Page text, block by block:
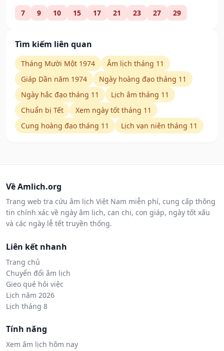
7 9 10 15 17 21 23 27 29
Tìm kiếm liên quan
Tháng Mười Một 1974
Âm lịch tháng 11
Giáp Dần năm 1974
Ngày hoàng đạo tháng 11
Ngày hắc đạo tháng 11
Lịch âm tháng 11
Chuẩn bị Tết
Xem ngày tốt tháng 11
Cung hoàng đạo tháng 11
Lịch vạn niên tháng 11
Về Amlich.org
Trang web tra cứu âm lịch Việt Nam miễn phí, cung cấp thông
tin chính xác về ngày âm lịch, can chi, con giáp, ngày tốt xấu
và các ngày lễ tết truyền thống.
Liên kết nhanh
Trang chủ
Chuyển đổi âm lịch
Gieo quẻ hỏi việc
Lịch năm 2026
Lịch tháng 8
Tính năng
Xem âm lịch hôm nay